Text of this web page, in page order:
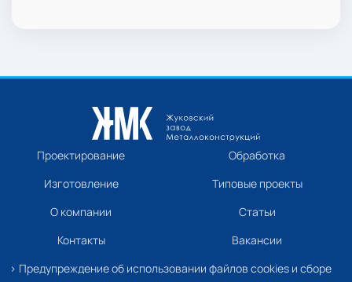
Проектирование
Обработка
Изготовление
Типовые проекты
О компании
Статьи
Контакты
Вакансии
› Предупреждение об использовании файлов cookies и сборе